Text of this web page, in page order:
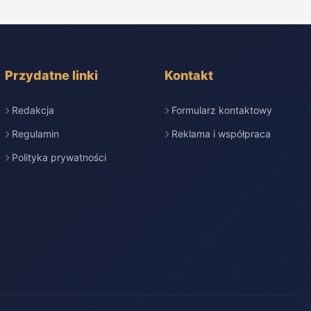
Przydatne linki
Redakcja
Regulamin
Polityka prywatności
Kontakt
Formularz kontaktowy
Reklama i współpraca